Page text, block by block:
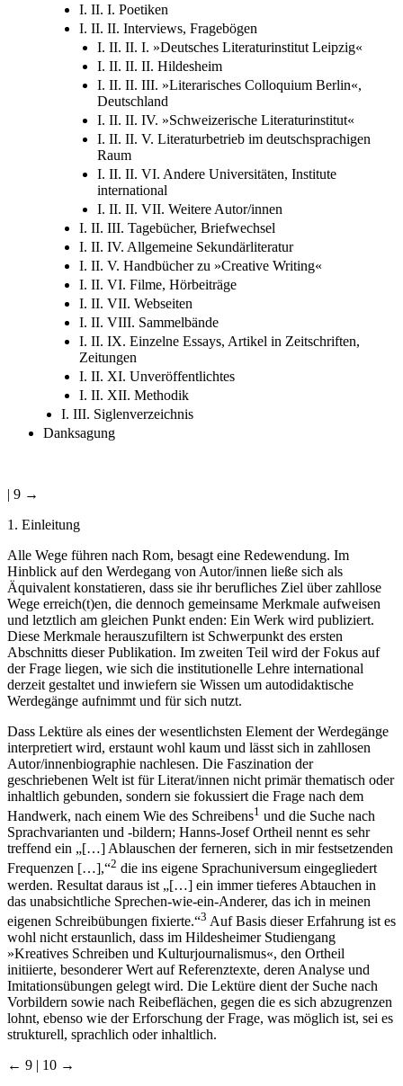
I. II. I. Poetiken
I. II. II. Interviews, Fragebögen
I. II. II. I. »Deutsches Literaturinstitut Leipzig«
I. II. II. II. Hildesheim
I. II. II. III. »Literarisches Colloquium Berlin«,
Deutschland
I. II. II. IV. »Schweizerische Literaturinstitut«
I. II. II. V. Literaturbetrieb im deutschsprachigen
Raum
I. II. II. VI. Andere Universitäten, Institute
international
I. II. II. VII. Weitere Autor/innen
I. II. III. Tagebücher, Briefwechsel
I. II. IV. Allgemeine Sekundärliteratur
I. II. V. Handbücher zu »Creative Writing«
I. II. VI. Filme, Hörbeiträge
I. II. VII. Webseiten
I. II. VIII. Sammelbände
I. II. IX. Einzelne Essays, Artikel in Zeitschriften,
Zeitungen
I. II. XI. Unveröffentlichtes
I. II. XII. Methodik
I. III. Siglenverzeichnis
Danksagung
| 9 →
1. Einleitung
Alle Wege führen nach Rom, besagt eine Redewendung. Im
Hinblick auf den Werdegang von Autor/innen ließe sich als
Äquivalent konstatieren, dass sie ihr berufliches Ziel über zahllose
Wege erreich(t)en, die dennoch gemeinsame Merkmale aufweisen
und letztlich am gleichen Punkt enden: Ein Werk wird publiziert.
Diese Merkmale herauszufiltern ist Schwerpunkt des ersten
Abschnitts dieser Publikation. Im zweiten Teil wird der Fokus auf
der Frage liegen, wie sich die institutionelle Lehre international
derzeit gestaltet und inwiefern sie Wissen um autodidaktische
Werdegänge aufnimmt und für sich nutzt.
Dass Lektüre als eines der wesentlichsten Element der Werdegänge
interpretiert wird, erstaunt wohl kaum und lässt sich in zahllosen
Autor/innenbiographie nachlesen. Die Faszination der
geschriebenen Welt ist für Literat/innen nicht primär thematisch oder
inhaltlich gebunden, sondern sie fokussiert die Frage nach dem
Handwerk, nach einem Wie des Schreibens1 und die Suche nach
Sprachvarianten und -bildern; Hanns-Josef Ortheil nennt es sehr
treffend ein „[…] Ablauschen der ferneren, sich in mir festsetzenden
Frequenzen […],“2 die ins eigene Sprachuniversum eingegliedert
werden. Resultat daraus ist „[…] ein immer tieferes Abtauchen in
das unabsichtliche Sprechen-wie-ein-Anderer, das ich in meinen
eigenen Schreibübungen fixierte.“3 Auf Basis dieser Erfahrung ist es
wohl nicht erstaunlich, dass im Hildesheimer Studiengang
»Kreatives Schreiben und Kulturjournalismus«, den Ortheil
initiierte, besonderer Wert auf Referenztexte, deren Analyse und
Imitationsübungen gelegt wird. Die Lektüre dient der Suche nach
Vorbildern sowie nach Reibeflächen, gegen die es sich abzugrenzen
lohnt, ebenso wie der Erforschung der Frage, was möglich ist, sei es
strukturell, sprachlich oder inhaltlich.
← 9 | 10 →